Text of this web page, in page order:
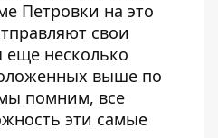
Петровки на это
свои
еще несколько
выше по
помним, все
эти самые